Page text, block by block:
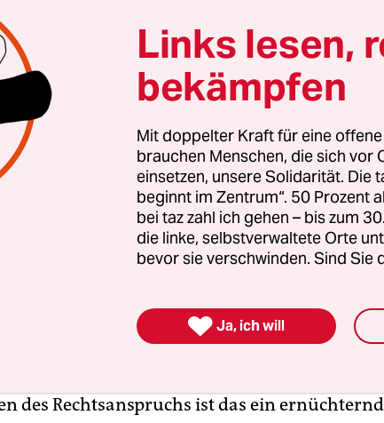
seit Jahren treiben Bund und Länder den
voran. Dennoch fehlen
laut Ihren
Jahr fast 400.000 Plätze. Wie kann das sein?
Der zentrale Grund ist, dass parallel zum
Kitaplätze auch der Bedarf der Eltern immer
Man darf nicht vergessen, dass es in den
lange unüblich war, Kinder unter drei
zu geben. Das hat sich jetzt in den
geändert. Dennoch sind die
Wir haben einfach zu wenig Personal. Damit
des Rechtsanspruchs ist das ein
Links lesen,
bekämpfen
Mit doppelter Kraft für eine
brauchen Menschen, die sich vor
einsetzen, unsere Solidarität. Die
beginnt im Zentrum“. 50 Prozent
bei taz zahl ich gehen – bis zum
die linke, selbstverwaltete Orte
bevor sie verschwinden. Sind Sie
 Ja, ich will